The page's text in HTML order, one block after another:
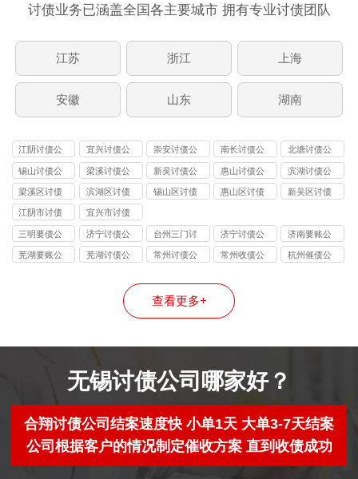
讨债业务已涵盖全国各主要城市 拥有专业讨债团队
江苏 浙江 上海
安徽 山东 湖南
江阴讨债公
司
宜兴讨债公
司
崇安讨债公
司
南长讨债公
司
北塘讨债公
司
锡山讨债公
司
梁溪讨债公
司
新吴讨债公
司
惠山讨债公
司
滨湖讨债公
司
梁溪区讨债
公司
滨湖区讨债
公司
锡山区讨债
惠山区讨债
新吴区讨债
江阴市讨债
公司
宜兴市讨债
公司
三明要债公
司
济宁讨债公
司背景调查
台州三门讨
债公司
济宁讨债公
司
济南要账公
司催款
芜湖要账公
芜湖讨债公
常州讨债公
常州收债公
杭州催债公
查看更多+
无锡讨债公司哪家好？
合翔讨债公司结案速度快 小单1天 大单3-7天结案
公司根据客户的情况制定催收方案 直到收债成功